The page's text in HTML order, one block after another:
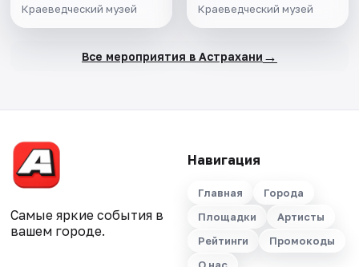
Краеведческий музей Краеведческий музей
Все мероприятия в Астрахани →
Самые яркие события в
вашем городе.
Навигация
Главная
Города
Площадки
Артисты
Рейтинги
Промокоды